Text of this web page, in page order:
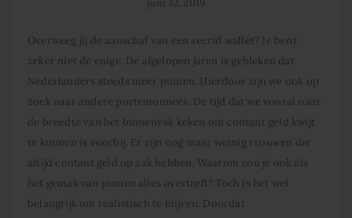
juni 12, 2019
Overweeg jij de aanschaf van een secrid wallet? Je bent
zeker niet de enige. De afgelopen jaren is gebleken dat
Nederlanders steeds meer pinnen. Hierdoor zijn we ook op
zoek naar andere portemonnees. De tijd dat we vooral naar
de breedte van het binnenvak keken om contant geld kwijt
te kunnen is voorbij. Er zijn nog maar weinig vrouwen die
altijd contant geld op zak hebben. Waarom zou je ook als
het gemak van pinnen alles overtreft? Toch is het wel
belangrijk om realistisch te blijven. Doordat